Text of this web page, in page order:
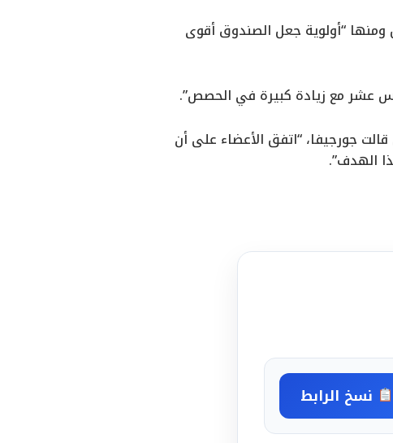
ومنها “أولوية جعل الصندوق أقوى
عشر مع زيادة كبيرة في الحصص”.
جورجيفا، “اتفق الأعضاء على أن
الهدف”.
نسخ الرابط